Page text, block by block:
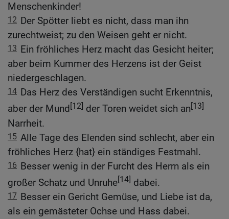
Menschenkinder!
12 Der Spötter liebt es nicht, dass man ihn
zurechtweist; zu den Weisen geht er nicht.
13 Ein fröhliches Herz macht das Gesicht heiter;
aber beim Kummer des Herzens ist der Geist
niedergeschlagen.
14 Das Herz des Verständigen sucht Erkenntnis,
aber der Mund[12] der Toren weidet sich an[13]
Narrheit.
15 Alle Tage des Elenden sind schlecht, aber ein
fröhliches Herz {hat} ein ständiges Festmahl.
16 Besser wenig in der Furcht des Herrn als ein
großer Schatz und Unruhe[14] dabei.
17 Besser ein Gericht Gemüse, und Liebe ist da,
als ein gemästeter Ochse und Hass dabei.